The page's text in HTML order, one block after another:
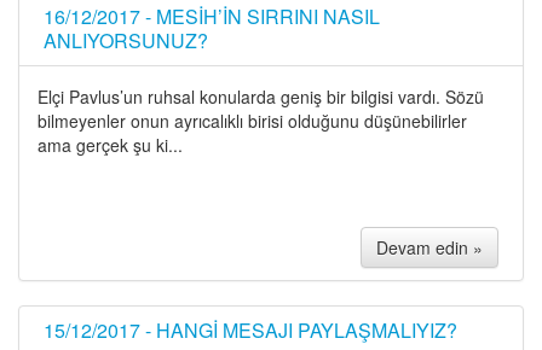
16/12/2017 - MESİH’İN SIRRINI NASIL
ANLIYORSUNUZ?
Elçi Pavlus’un ruhsal konularda geniş bir bilgisi vardı. Sözü
bilmeyenler onun ayrıcalıklı birisi olduğunu düşünebilirler
ama gerçek şu ki...
Devam edin »
15/12/2017 - HANGİ MESAJI PAYLAŞMALIYIZ?